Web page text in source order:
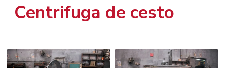
Centrifuga de cesto